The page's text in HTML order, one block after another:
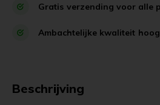
Gratis verzending voor alle
Ambachtelijke kwaliteit
Beschrijving